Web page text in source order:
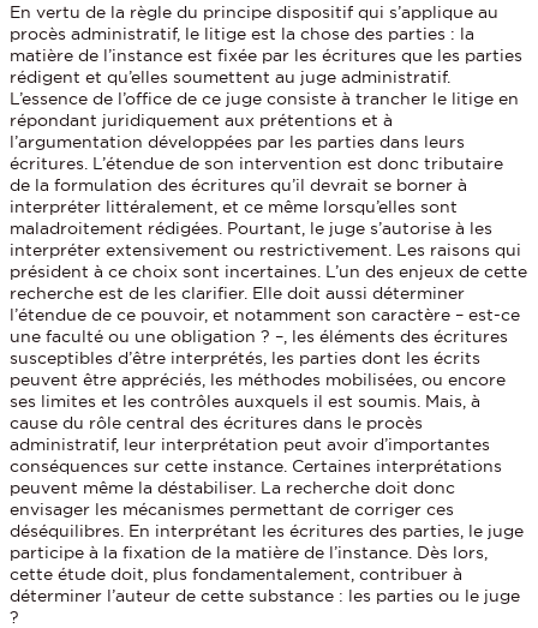
En vertu de la règle du principe dispositif qui s’applique au
procès administratif, le litige est la chose des parties : la
matière de l’instance est fixée par les écritures que les parties
rédigent et qu’elles soumettent au juge administratif.
L’essence de l’office de ce juge consiste à trancher le litige en
répondant juridiquement aux prétentions et à
l’argumentation développées par les parties dans leurs
écritures. L’étendue de son intervention est donc tributaire
de la formulation des écritures qu’il devrait se borner à
interpréter littéralement, et ce même lorsqu’elles sont
maladroitement rédigées. Pourtant, le juge s’autorise à les
interpréter extensivement ou restrictivement. Les raisons qui
président à ce choix sont incertaines. L’un des enjeux de cette
recherche est de les clarifier. Elle doit aussi déterminer
l’étendue de ce pouvoir, et notamment son caractère – est-ce
une faculté ou une obligation ? –, les éléments des écritures
susceptibles d’être interprétés, les parties dont les écrits
peuvent être appréciés, les méthodes mobilisées, ou encore
ses limites et les contrôles auxquels il est soumis. Mais, à
cause du rôle central des écritures dans le procès
administratif, leur interprétation peut avoir d’importantes
conséquences sur cette instance. Certaines interprétations
peuvent même la déstabiliser. La recherche doit donc
envisager les mécanismes permettant de corriger ces
déséquilibres. En interprétant les écritures des parties, le juge
participe à la fixation de la matière de l’instance. Dès lors,
cette étude doit, plus fondamentalement, contribuer à
déterminer l’auteur de cette substance : les parties ou le juge
?